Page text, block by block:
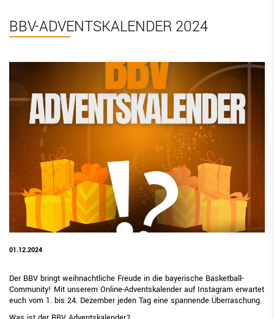
BBV-ADVENTSKALENDER 2024
01.12.2024
Der BBV bringt weihnachtliche Freude in die bayerische Basketball-
Community! Mit unserem Online-Adventskalender auf Instagram erwartet
euch vom 1. bis 24. Dezember jeden Tag eine spannende Überraschung.
BBV Links
DIGITAL SCORE SHEET
STRUKTURREFORM